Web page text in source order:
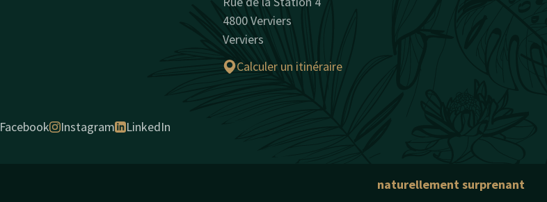
4800 Verviers
Verviers
Calculer un itinéraire
Facebook Instagram LinkedIn
naturellement surprenant